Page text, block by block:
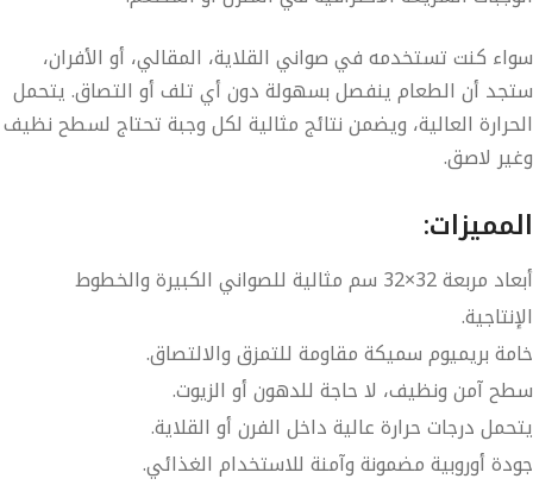
سواء كنت تستخدمه في صواني القلاية، المقالي، أو الأفران،
ستجد أن الطعام ينفصل بسهولة دون أي تلف أو التصاق. يتحمل
الحرارة العالية، ويضمن نتائج مثالية لكل وجبة تحتاج لسطح نظيف
وغير لاصق.
المميزات:
أبعاد مربعة32×32 سم
مثالية للصواني الكبيرة والخطوط
الإنتاجية.
خامةبريميوم سميكةمقاومة للتمزق والالتصاق.
سطح آمن ونظيف، لا حاجة للدهون أو الزيوت.
يتحمل درجات حرارة عالية داخل الفرن أو القلاية.
جودةأوروبيةمضمونة وآمنة للاستخدام الغذائي.